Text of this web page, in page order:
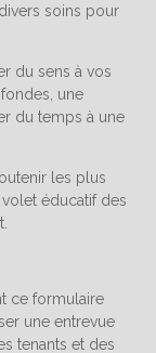
soins pour
du sens à vos
une
du temps à une
les plus
éducatif des
ce formulaire
une entrevue
tenants et des